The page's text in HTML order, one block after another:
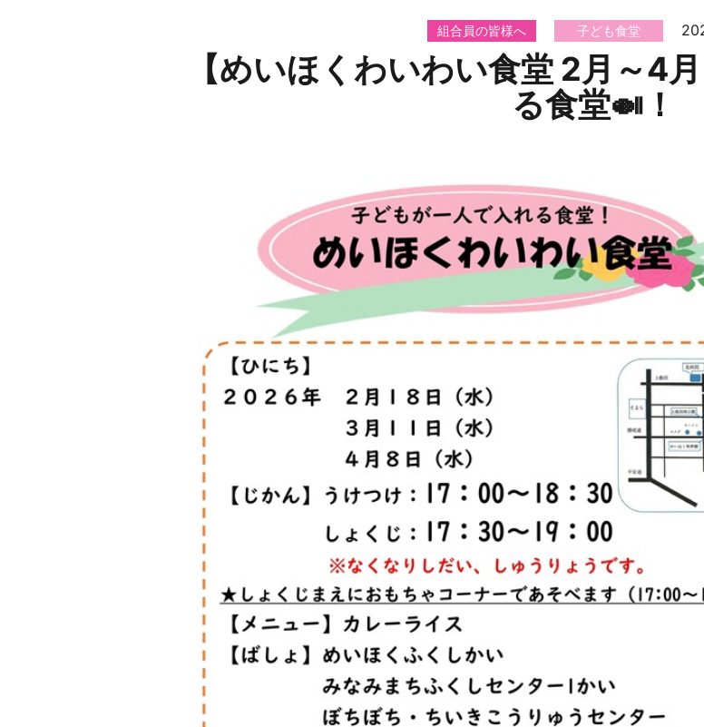
組合員の皆様へ 子ども食堂
【めいほくわいわい食堂 2月～4
る食堂🍛！